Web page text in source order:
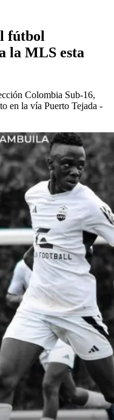
fútbol
la MLS esta
Colombia Sub-16,
en la vía Puerto Tejada -